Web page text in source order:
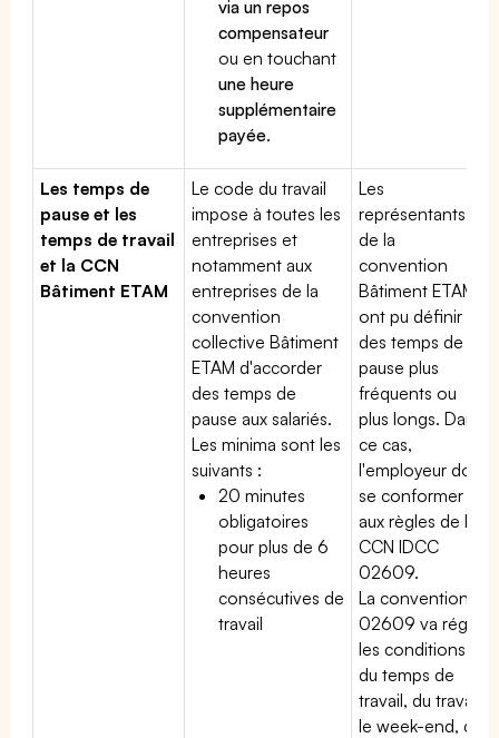
via un repos
compensateur
ou en touchant
une heure
supplémentaire
payée.
Les temps de
pause et les
temps de travail
et la CCN
Bâtiment ETAM
Le code du travail
impose à toutes les
entreprises et
notamment aux
entreprises de la
convention
collective Bâtiment
ETAM d'accorder
des temps de
pause aux salariés.
Les minima sont les
suivants :
20 minutes
obligatoires
pour plus de 6
heures
consécutives de
travail
Les
représentants
de la
convention
Bâtiment ETAM
ont pu définir
des temps de
pause plus
fréquents ou
plus longs. Dans
ce cas,
l'employeur doit
se conformer
aux règles de la
CCN IDCC
02609.
La convention
02609 va régir
les conditions
du temps de
travail, du travail
le week-end, du